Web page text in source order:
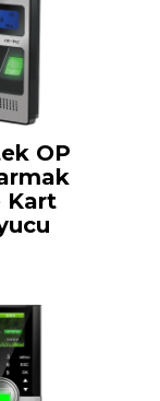
OP
Kart